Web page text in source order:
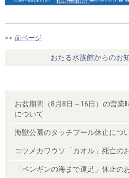
<< 前ページ
おたる水族館からのお
お盆期間（8月8日～16日）の営業
について
海獣公園のタッチプール休止につ
コツメカワウソ「カオル」死亡の
「ペンギンの海まで遠足」休止の